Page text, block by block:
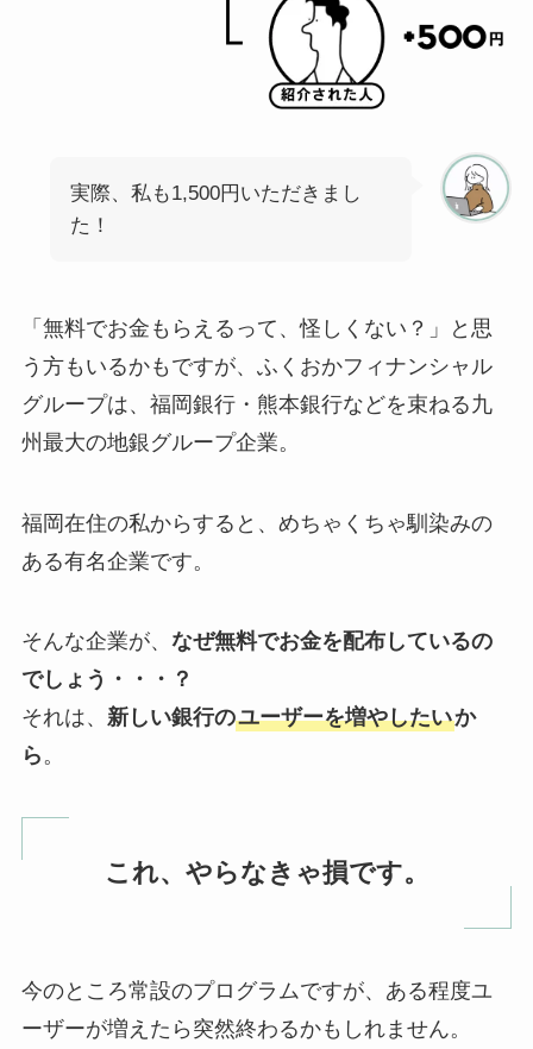
実際、私も1,500円いただきまし
た！
「無料でお金もらえるって、怪しくない？」と思
う方もいるかもですが、ふくおかフィナンシャル
グループは、福岡銀行・熊本銀行などを束ねる九
州最大の地銀グループ企業。
福岡在住の私からすると、めちゃくちゃ馴染みの
ある有名企業です。
そんな企業が、 なぜ無料でお金を配布しているの
でしょう・・・？
それは、 新しい銀行のユーザーを増やしたいか
ら。
これ、やらなきゃ損です。
今のところ常設のプログラムですが、ある程度ユ
ーザーが増えたら突然終わるかもしれません。